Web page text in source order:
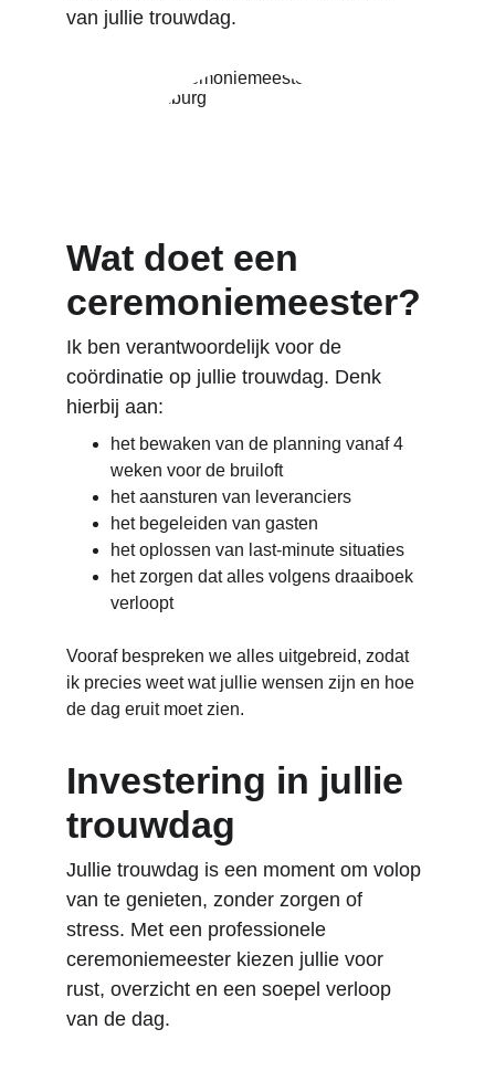
van jullie trouwdag.
Wat doet een
ceremoniemeester?
Ik ben verantwoordelijk voor de
coördinatie op jullie trouwdag. Denk
hierbij aan:
het bewaken van de planning vanaf 4
weken voor de bruiloft
het aansturen van leveranciers
het begeleiden van gasten
het oplossen van last-minute situaties
het zorgen dat alles volgens draaiboek
verloopt
Vooraf bespreken we alles uitgebreid, zodat
ik precies weet wat jullie wensen zijn en hoe
de dag eruit moet zien.
Investering in jullie
trouwdag
Jullie trouwdag is een moment om volop
van te genieten, zonder zorgen of
stress. Met een professionele
ceremoniemeester kiezen jullie voor
rust, overzicht en een soepel verloop
van de dag.